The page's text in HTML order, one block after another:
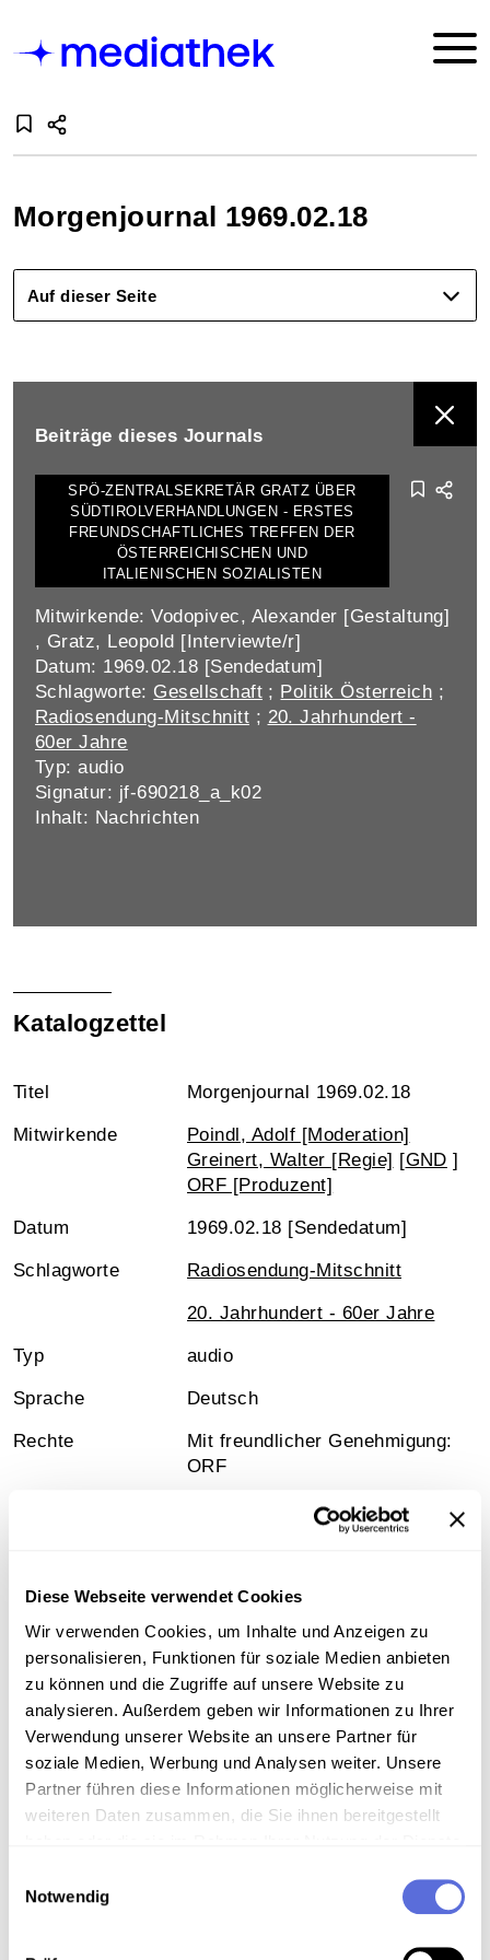
Diese Webseite verwendet Cookies
Wir verwenden Cookies, um Inhalte und Anzeigen zu
personalisieren, Funktionen für soziale Medien anbieten
zu können und die Zugriffe auf unsere Website zu
analysieren. Außerdem geben wir Informationen zu Ihrer
Verwendung unserer Website an unsere Partner für
soziale Medien, Werbung und Analysen weiter. Unsere
Partner führen diese Informationen möglicherweise mit
weiteren Daten zusammen, die Sie ihnen bereitgestellt
Notwendig
Morgenjournal 1969.02.18
Auf dieser Seite
Beiträge dieses Journals
SPÖ-ZENTRALSEKRETÄR GRATZ ÜBER
SÜDTIROLVERHANDLUNGEN - ERSTES
FREUNDSCHAFTLICHES TREFFEN DER
ÖSTERREICHISCHEN UND
ITALIENISCHEN SOZIALISTEN
Mitwirkende: Vodopivec, Alexander [Gestaltung]
, Gratz, Leopold [Interviewte/r]
Datum: 1969.02.18 [Sendedatum]
Schlagworte: Gesellschaft ; Politik Österreich ;
Radiosendung-Mitschnitt ; 20. Jahrhundert -
60er Jahre
Typ: audio
Signatur: jf-690218_a_k02
Inhalt: Nachrichten
Katalogzettel
Titel Morgenjournal 1969.02.18
Mitwirkende
Poindl, Adolf [Moderation]
Greinert, Walter [Regie] [GND ]
ORF [Produzent]
Datum 1969.02.18 [Sendedatum]
Schlagworte Radiosendung-Mitschnitt
20. Jahrhundert - 60er Jahre
Typ audio
Sprache Deutsch
Rechte
Mit freundlicher Genehmigung:
ORF
Österreichische Mediathek,
Information
Inhalt
Nachrichten